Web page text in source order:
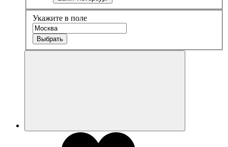
Укажите в поле
Выбрать